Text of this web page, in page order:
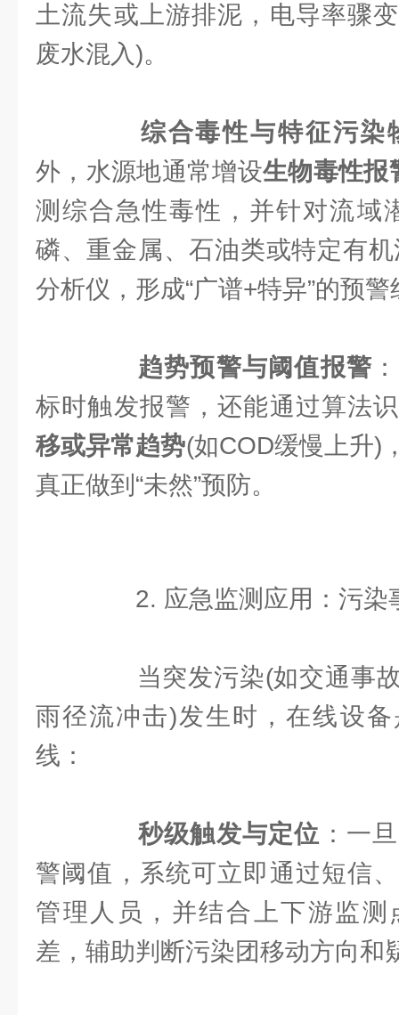
土流失或上游排泥，电导率骤
废水混入)。
综合毒性与特征污染
外，水源地通常增设生物毒性报
测综合急性毒性，并针对流域
磷、重金属、石油类或特定有
分析仪，形成“广谱+特异”的预警
趋势预警与阈值报警
标时触发报警，还能通过算法
移或异常趋势(如COD缓慢上升)
真正做到“未然”预防。
2. 应急监测应用：污染
当突发污染(如交通事故
雨径流冲击)发生时，在线设
线：
秒级触发与定位 ：一
警阈值，系统可立即通过短信
管理人员，并结合上下游监
差，辅助判断污染团移动方向和